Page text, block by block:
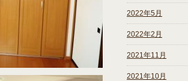
2022年5月
2022年2月
2021年11月
2021年10月